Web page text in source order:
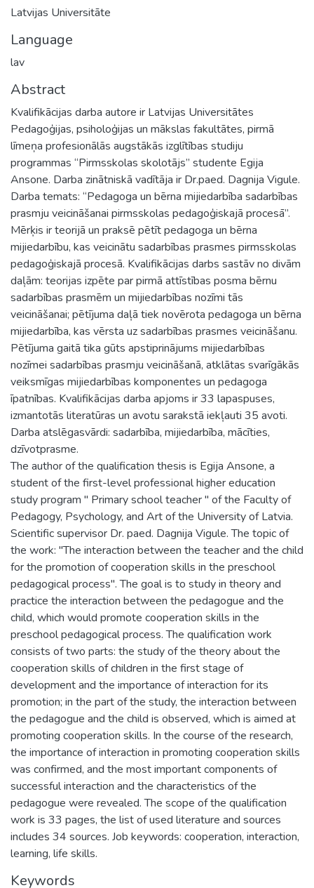
Latvijas Universitāte
Language
lav
Abstract
Kvalifikācijas darba autore ir Latvijas Universitātes
Pedagoģijas, psiholoģijas un mākslas fakultātes, pirmā
līmeņa profesionālās augstākās izglītības studiju
programmas “Pirmsskolas skolotājs” studente Egija
Ansone. Darba zinātniskā vadītāja ir Dr.paed. Dagnija Vigule.
Darba temats: “Pedagoga un bērna mijiedarbība sadarbības
prasmju veicināšanai pirmsskolas pedagoģiskajā procesā”.
Mērķis ir teorijā un praksē pētīt pedagoga un bērna
mijiedarbību, kas veicinātu sadarbības prasmes pirmsskolas
pedagoģiskajā procesā. Kvalifikācijas darbs sastāv no divām
daļām: teorijas izpēte par pirmā attīstības posma bērnu
sadarbības prasmēm un mijiedarbības nozīmi tās
veicināšanai; pētījuma daļā tiek novērota pedagoga un bērna
mijiedarbība, kas vērsta uz sadarbības prasmes veicināšanu.
Pētījuma gaitā tika gūts apstiprinājums mijiedarbības
nozīmei sadarbības prasmju veicināšanā, atklātas svarīgākās
veiksmīgas mijiedarbības komponentes un pedagoga
īpatnības. Kvalifikācijas darba apjoms ir 33 lapaspuses,
izmantotās literatūras un avotu sarakstā iekļauti 35 avoti.
Darba atslēgasvārdi: sadarbība, mijiedarbība, mācīties,
dzīvotprasme.
The author of the qualification thesis is Egija Ansone, a
student of the first-level professional higher education
study program " Primary school teacher " of the Faculty of
Pedagogy, Psychology, and Art of the University of Latvia.
Scientific supervisor Dr. paed. Dagnija Vigule. The topic of
the work: "The interaction between the teacher and the child
for the promotion of cooperation skills in the preschool
pedagogical process". The goal is to study in theory and
practice the interaction between the pedagogue and the
child, which would promote cooperation skills in the
preschool pedagogical process. The qualification work
consists of two parts: the study of the theory about the
cooperation skills of children in the first stage of
development and the importance of interaction for its
promotion; in the part of the study, the interaction between
the pedagogue and the child is observed, which is aimed at
promoting cooperation skills. In the course of the research,
the importance of interaction in promoting cooperation skills
was confirmed, and the most important components of
successful interaction and the characteristics of the
pedagogue were revealed. The scope of the qualification
work is 33 pages, the list of used literature and sources
includes 34 sources. Job keywords: cooperation, interaction,
learning, life skills.
Keywords